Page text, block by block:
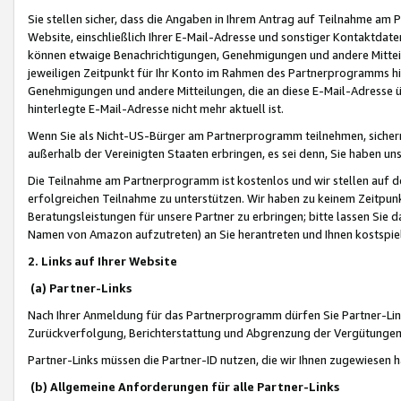
Sie stellen sicher, dass die Angaben in Ihrem Antrag auf Teilnahme
Website, einschließlich Ihrer E-Mail-Adresse und sonstiger
können etwaige Benachrichtigungen, Genehmigungen und andere
jeweiligen Zeitpunkt für Ihr Konto im Rahmen des Partnerprogramms
Genehmigungen und andere Mitteilungen, die an diese E-Mail-
hinterlegte E-Mail-Adresse nicht mehr aktuell ist.
Wenn Sie als Nicht-US-Bürger am Partnerprogramm teilnehmen,
außerhalb der Vereinigten Staaten erbringen, es sei denn, Sie haben
Die Teilnahme am Partnerprogramm ist kostenlos und wir stellen auf
erfolgreichen Teilnahme zu unterstützen. Wir haben zu keinem
Beratungsleistungen für unsere Partner zu erbringen; bitte lassen Sie
Namen von Amazon aufzutreten) an Sie herantreten und Ihnen
2. Links auf Ihrer Website
(a) Partner-Links
Nach Ihrer Anmeldung für das Partnerprogramm dürfen Sie Partner-
Zurückverfolgung, Berichterstattung und Abgrenzung der
Partner-Links müssen die Partner-ID nutzen, die wir Ihnen zugewiesen
(b) Allgemeine Anforderungen für alle Partner-Links